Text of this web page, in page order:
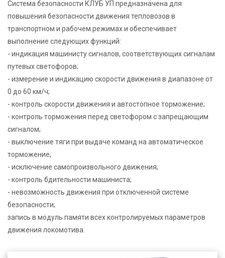
Система безопасности КЛУБ УП предназначена для
повышения безопасности движения тепловозов в
транспортном и рабочем режимах и обеспечивает
выполнение следующих функций:
- индикация машинисту сигналов, соответствующих сигналам
путевых светофоров;
- измерение и индикацию скорости движения в диапазоне от
0 до 60 км/ч;
- контроль скорости движения и автостопное торможение;
- контроль торможения перед светофором с запрещающим
сигналом;
- выключение тяги при выдаче команд на автоматическое
торможение;
- исключение самопроизвольного движения;
- контроль бдительности машиниста;
- невозможность движения при отключенной системе
безопасности;
запись в модуль памяти всех контролируемых параметров
движения локомотива.